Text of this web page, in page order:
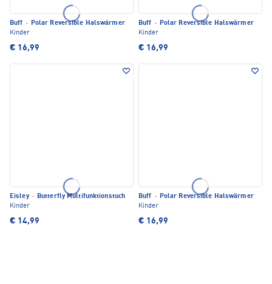
Buff · Polar Reversible Halswärmer
Kinder
€ 16,99
Buff · Polar Reversible Halswärmer
Kinder
€ 16,99
Eisley · Butterfly Multifunktionstuch
Kinder
€ 14,99
Buff · Polar Reversible Halswärmer
Kinder
€ 16,99